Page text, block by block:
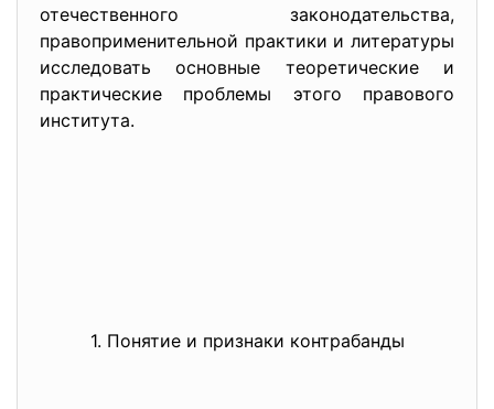
отечественного законодательства,
правоприменительной практики и литературы
исследовать основные теоретические и
практические проблемы этого правового
института.
1. Понятие и признаки контрабанды